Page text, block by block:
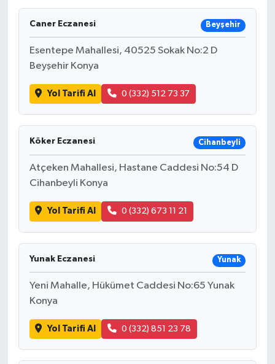
Caner Eczanesi Beyşehir
Esentepe Mahallesi, 40525 Sokak No:2 D
Beyşehir Konya
Yol Tarifi Al 0 (332) 512 73 37
Köker Eczanesi Cihanbeyli
Atçeken Mahallesi, Hastane Caddesi No:54 D
Cihanbeyli Konya
Yol Tarifi Al 0 (332) 673 11 21
Yunak Eczanesi Yunak
Yeni Mahalle, Hükümet Caddesi No:65 Yunak
Konya
Yol Tarifi Al 0 (332) 851 23 78